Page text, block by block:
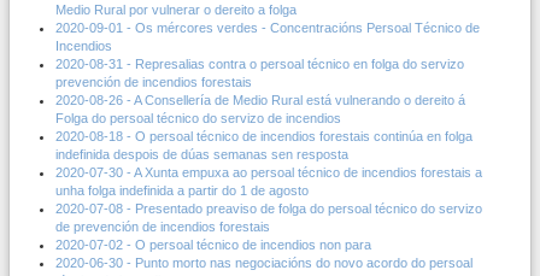
Medio Rural por vulnerar o dereito a folga
2020-09-01 - Os mércores verdes - Concentracións Persoal Técnico de
Incendios
2020-08-31 - Represalias contra o persoal técnico en folga do servizo
prevención de incendios forestais
2020-08-26 - A Consellería de Medio Rural está vulnerando o dereito á
Folga do persoal técnico do servizo de incendios
2020-08-18 - O persoal técnico de incendios forestais continúa en folga
indefinida despois de dúas semanas sen resposta
2020-07-30 - A Xunta empuxa ao persoal técnico de incendios forestais a
unha folga indefinida a partir do 1 de agosto
2020-07-08 - Presentado preaviso de folga do persoal técnico do servizo
de prevención de incendios forestais
2020-07-02 - O persoal técnico de incendios non para
2020-06-30 - Punto morto nas negociacións do novo acordo do persoal